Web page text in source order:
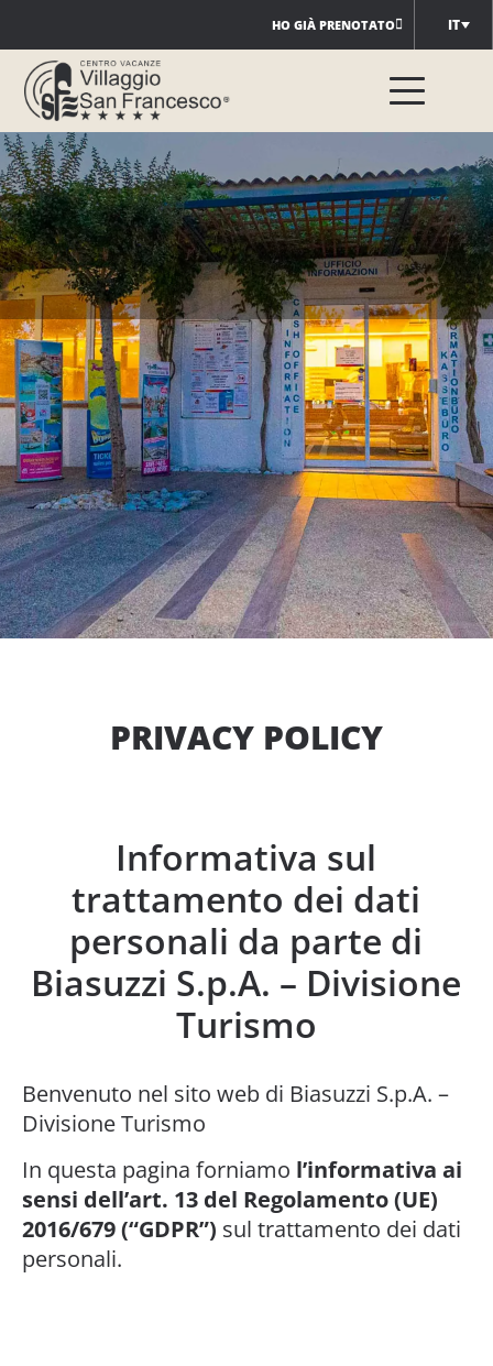
al
contenuto
HO GIÀ PRENOTATO IT
PRIVACY POLICY
Informativa sul
trattamento dei dati
personali da parte di
Biasuzzi S.p.A. – Divisione
Turismo
Benvenuto nel sito web di Biasuzzi S.p.A. –
Divisione Turismo
In questa pagina forniamo l’informativa ai
sensi dell’art. 13 del Regolamento (UE)
2016/679 (“GDPR”) sul trattamento dei dati
personali.